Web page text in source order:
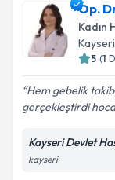
Op.
Kadın
Kayseri
5 (1
Hem gebelik
gerçekleştirdi
Kayseri Devlet
kayseri